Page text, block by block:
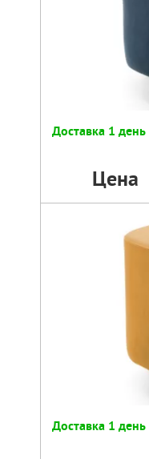
Доставка 1 день
Цена
Доставка 1 день